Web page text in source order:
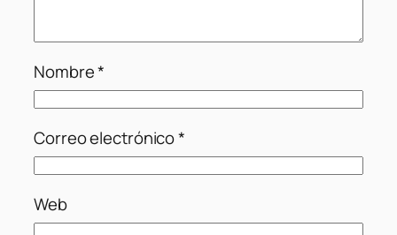
Nombre*
Correo electrónico*
Web